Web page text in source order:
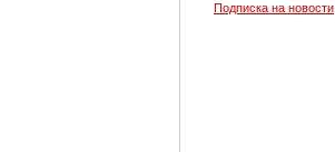
Подписка на новости